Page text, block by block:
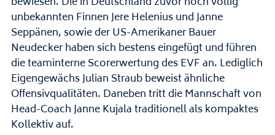
unbekannten Finnen Jere Helenius und Janne
Seppänen, sowie der US-Amerikaner Bauer
Neudecker haben sich bestens eingefügt und führen
die teaminterne Scorerwertung des EVF an. Lediglich
Eigengewächs Julian Straub beweist ähnliche
Offensivqualitäten. Daneben tritt die Mannschaft von
Head-Coach Janne Kujala traditionell als kompaktes
Kollektiv auf.